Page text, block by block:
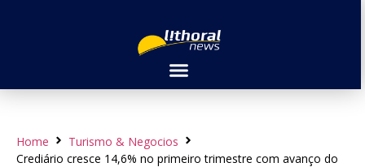
Home
Turismo & Negocios
Crediário cresce 14,6% no primeiro trimestre com avanço do